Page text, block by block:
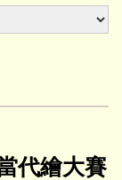
代繪大賽